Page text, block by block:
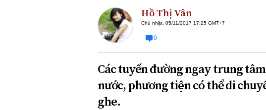
Hồ Thị Vân
Chủ nhật, 05/11/2017 17:25 GMT+7
0
Các tuyến đường ngay trung
nước, phương tiện có thể di
ghe.